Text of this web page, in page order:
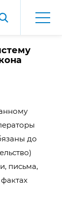
до
письма,